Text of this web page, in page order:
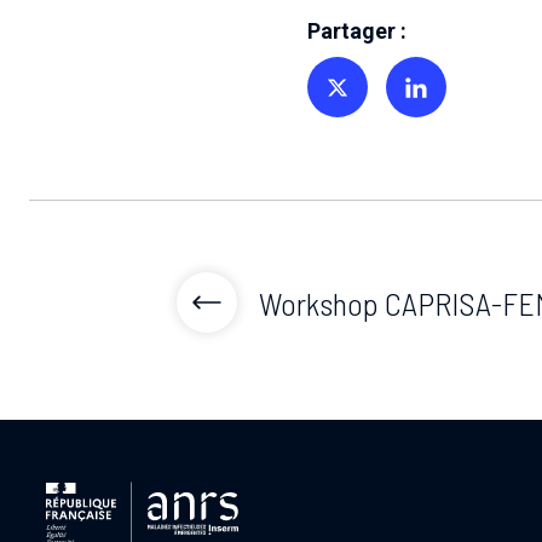
Partager :
Partager sur TwitterPartager sur Linkedin
Workshop CAPRISA-